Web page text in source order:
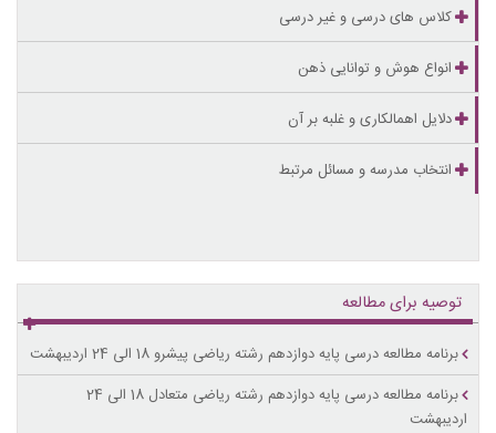
کلاس های درسی و غیر درسی
انواع هوش و توانایی ذهن
دلایل اهمالکاری و غلبه بر آن
انتخاب مدرسه و مسائل مرتبط
توصیه برای مطالعه
برنامه مطالعه درسی پایه دوازدهم رشته ریاضی پیشرو 18 الی 24 اردیبهشت
برنامه مطالعه درسی پایه دوازدهم رشته ریاضی متعادل 18 الی 24
اردیبهشت